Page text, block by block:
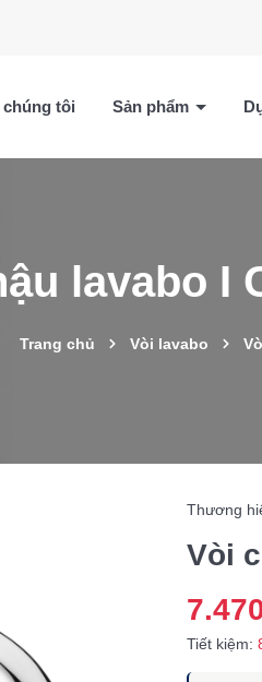
chúng tôi Sản phẩm
lavabo I
Trang chủ Vòi lavabo
Thương
Vòi
Tiết kiệm: